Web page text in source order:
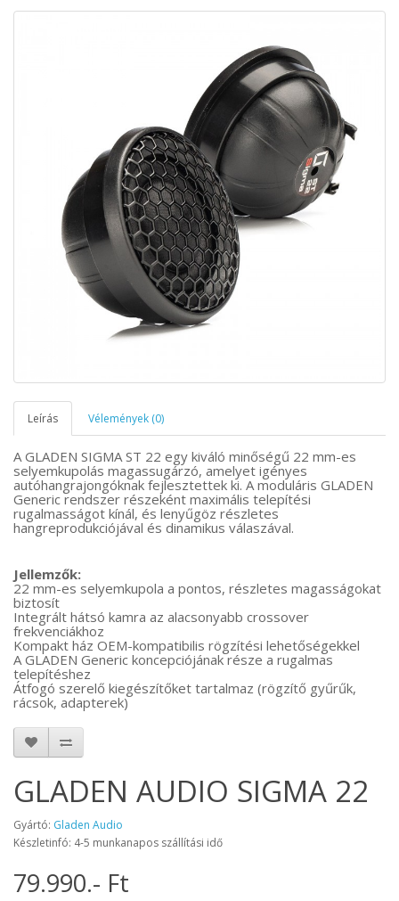
Leírás Vélemények (0)
A GLADEN SIGMA ST 22 egy kiváló minőségű 22 mm-es
selyemkupolás magassugárzó, amelyet igényes
autóhangrajongóknak fejlesztettek ki. A moduláris GLADEN
Generic rendszer részeként maximális telepítési
rugalmasságot kínál, és lenyűgöz részletes
hangreprodukciójával és dinamikus válaszával.
Jellemzők:
22 mm-es selyemkupola a pontos, részletes magasságokat
biztosít
Integrált hátsó kamra az alacsonyabb crossover
frekvenciákhoz
Kompakt ház OEM-kompatibilis rögzítési lehetőségekkel
A GLADEN Generic koncepciójának része a rugalmas
telepítéshez
Átfogó szerelő kiegészítőket tartalmaz (rögzítő gyűrűk,
rácsok, adapterek)
GLADEN AUDIO SIGMA 22
Gyártó: Gladen Audio
Készletinfó: 4-5 munkanapos szállítási idő
79.990.- Ft